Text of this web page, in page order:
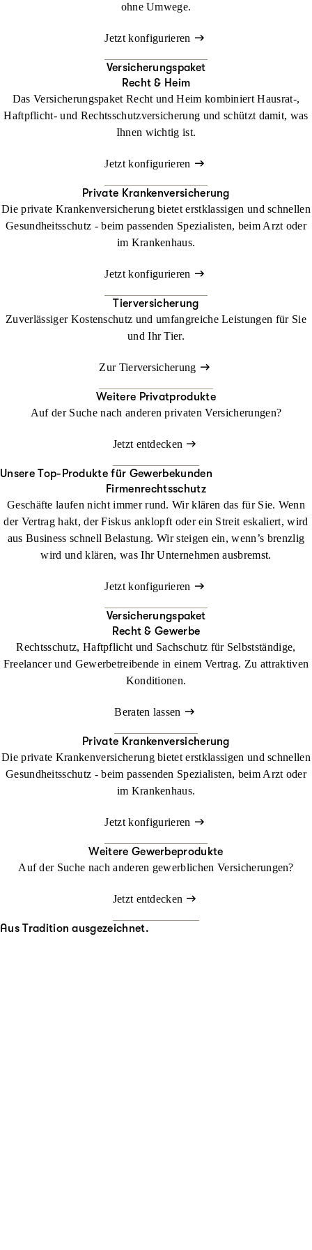
ohne Umwege.
Jetzt konfigurieren
Versicherungspaket
Recht & Heim
Das Versicherungspaket Recht und Heim kombiniert Hausrat-,
Haftpflicht- und Rechtsschutzversicherung und schützt damit, was
Ihnen wichtig ist.
Jetzt konfigurieren
Private Krankenversicherung
Die private Krankenversicherung bietet erstklassigen und schnellen
Gesundheitsschutz - beim passenden Spezialisten, beim Arzt oder
im Krankenhaus.
Jetzt konfigurieren
Tierversicherung
Zuverlässiger Kostenschutz und umfangreiche Leistungen für Sie
und Ihr Tier.
Zur Tierversicherung
Weitere Privatprodukte
Auf der Suche nach anderen privaten Versicherungen?
Jetzt entdecken
Unsere Top-Produkte für Gewerbekunden
Firmenrechtsschutz
Geschäfte laufen nicht immer rund. Wir klären das für Sie. Wenn
der Vertrag hakt, der Fiskus anklopft oder ein Streit eskaliert, wird
aus Business schnell Belastung. Wir steigen ein, wenn’s brenzlig
wird und klären, was Ihr Unternehmen ausbremst.
Jetzt konfigurieren
Versicherungspaket
Recht & Gewerbe
Rechtsschutz, Haftpflicht und Sachschutz für Selbstständige,
Freelancer und Gewerbetreibende in einem Vertrag. Zu attraktiven
Konditionen.
Beraten lassen
Private Krankenversicherung
Die private Krankenversicherung bietet erstklassigen und schnellen
Gesundheitsschutz - beim passenden Spezialisten, beim Arzt oder
im Krankenhaus.
Jetzt konfigurieren
Weitere Gewerbeprodukte
Auf der Suche nach anderen gewerblichen Versicherungen?
Jetzt entdecken
Aus Tradition ausgezeichnet.